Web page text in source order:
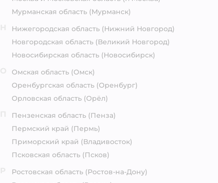
Мурманская область (Мурманск)
Нижегородская область (Нижний Новгород)
Новгородская область (Великий Новгород)
Новосибирская область (Новосибирск)
Омская область (Омск)
Оренбургская область (Оренбург)
Орловская область (Орёл)
Пензенская область (Пенза)
Пермский край (Пермь)
Приморский край (Владивосток)
Псковская область (Псков)
Ростовская область (Ростов-на-Дону)